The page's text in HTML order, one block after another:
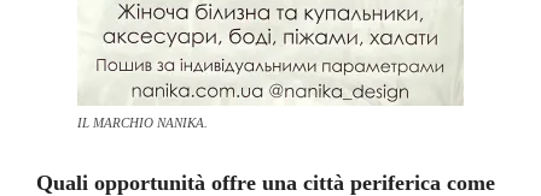
IL MARCHIO NANIKA.
Quali opportunità offre una città periferica come